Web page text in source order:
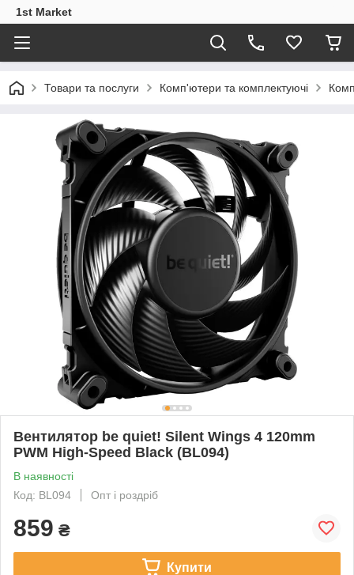
1st Market
Товари та послуги Комп'ютери та комплектуючі
Вентилятор be quiet! Silent Wings 4 120mm
PWM High-Speed Black (BL094)
В наявності
Код: BL094
Опт і роздріб
859 ₴
Купити